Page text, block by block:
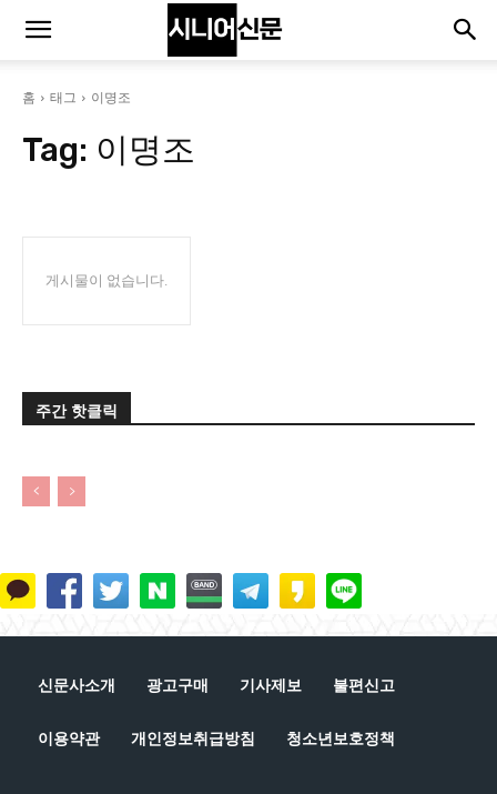
홈 태그 이명조
Tag: 이명조
게시물이 없습니다.
주간 핫클릭
신문사소개 광고구매 기사제보 불편신고
이용약관 개인정보취급방침 청소년보호정책